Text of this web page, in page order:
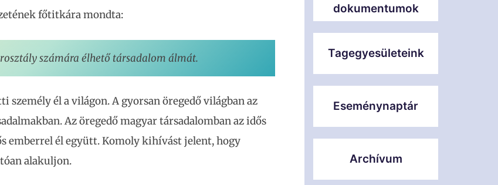
főtitkára mondta:
számára élhető társadalom álmát.
él a világon. A gyorsan öregedő világban az
Az öregedő magyar társadalomban az idős
emberrel él együtt. Komoly kihívást jelent, hogy
alakuljon.
dokumentumok
Tagegyesületeink
Eseménynaptár
Archívum